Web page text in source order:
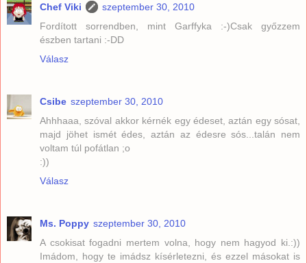
Chef Viki
szeptember 30, 2010
Fordított sorrendben, mint Garffyka :-)Csak győzzem
észben tartani :-DD
Válasz
Csibe szeptember 30, 2010
Ahhhaaa, szóval akkor kérnék egy édeset, aztán egy sósat,
majd jöhet ismét édes, aztán az édesre sós...talán nem
voltam túl pofátlan ;o
:))
Válasz
Ms. Poppy szeptember 30, 2010
A csokisat fogadni mertem volna, hogy nem hagyod ki.:))
Imádom, hogy te imádsz kísérletezni, és ezzel másokat is